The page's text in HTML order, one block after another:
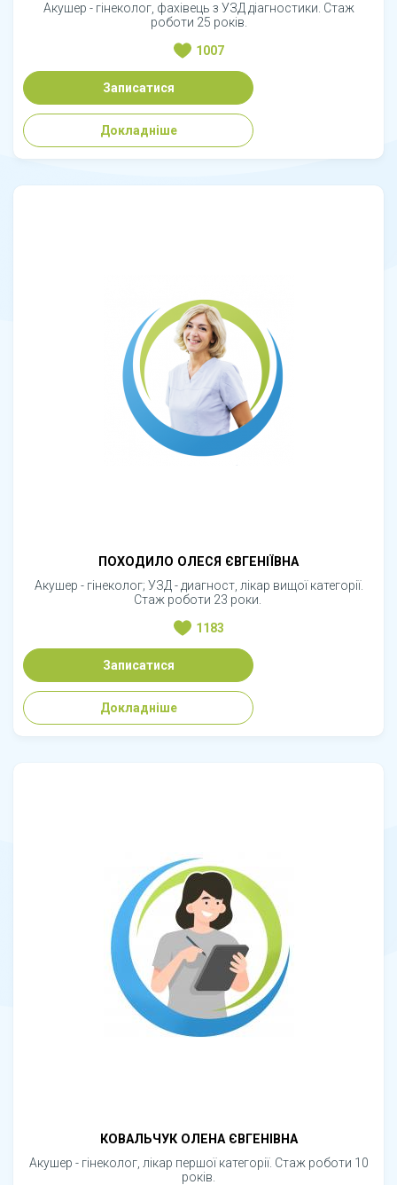
Акушер - гінеколог, фахівець з УЗД діагностики. Стаж
роботи 25 років.
1007
Записатися
Докладніше
ПОХОДИЛО ОЛЕСЯ ЄВГЕНІЇВНА
Акушер - гінеколог; УЗД - диагност, лікар вищої категорії.
Стаж роботи 23 роки.
1183
Записатися
Докладніше
КОВАЛЬЧУК ОЛЕНА ЄВГЕНІВНА
Акушер - гінеколог, лікар першої категорії. Стаж роботи 10
років.